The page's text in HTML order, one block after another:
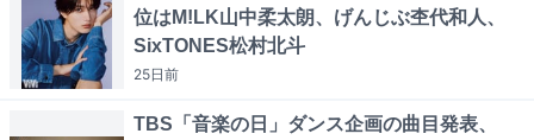
位はM!LK山中柔太朗、げんじぶ杢代和人、
SixTONES松村北斗
25日前
TBS「音楽の日」ダンス企画の曲目発表、